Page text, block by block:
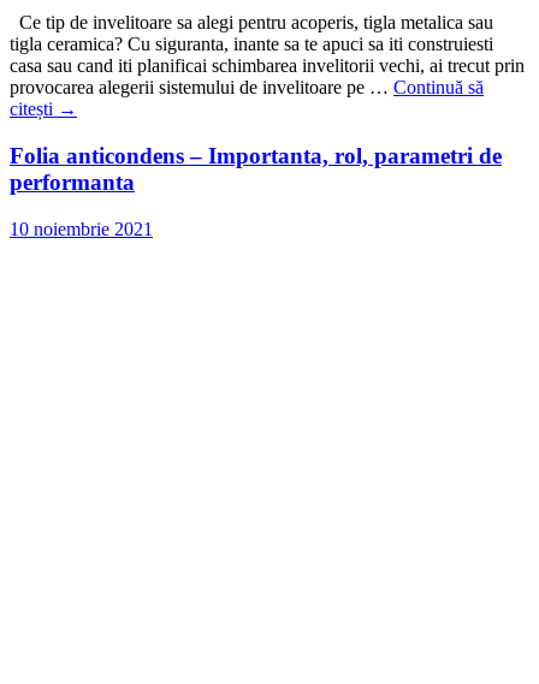
Ce tip de invelitoare sa alegi pentru acoperis, tigla metalica sau
tigla ceramica? Cu siguranta, inante sa te apuci sa iti construiesti
casa sau cand iti planificai schimbarea invelitorii vechi, ai trecut prin
provocarea alegerii sistemului de invelitoare pe … Continuă să
citești →
Folia anticondens – Importanta, rol, parametri de
performanta
10 noiembrie 2021